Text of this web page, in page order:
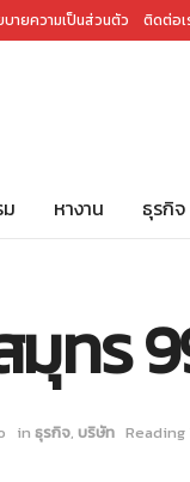
บายความเป็นส่วนตัว ติดต่อเ
หางาน ธุรกิจ
มุทร
in ธุรกิจ, บริษัท Reading